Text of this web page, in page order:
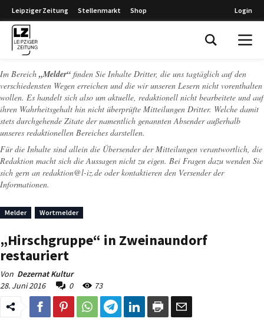
Leipziger Zeitung Stellenmarkt Shop Login
Im Bereich „Melder“ finden Sie Inhalte Dritter, die uns tagtäglich auf den
verschiedensten Wegen erreichen und die wir unseren Lesern nicht vorenthalten
wollen. Es handelt sich also um aktuelle, redaktionell nicht bearbeitete und auf
ihren Wahrheitsgehalt hin nicht überprüfte Mitteilungen Dritter. Welche damit
stets durchgehende Zitate der namentlich genannten Absender außerhalb
unseres redaktionellen Bereiches darstellen.
Für die Inhalte sind allein die Übersender der Mitteilungen verantwortlich, die
Redaktion macht sich die Aussagen nicht zu eigen. Bei Fragen dazu wenden Sie
sich gern an redaktion@l-iz.de oder kontaktieren den Versender der
Informationen.
Melder Wortmelder
„Hirschgruppe“ in Zweinaundorf
restauriert
Von Dezernat Kultur
28. Juni 2016
0 73